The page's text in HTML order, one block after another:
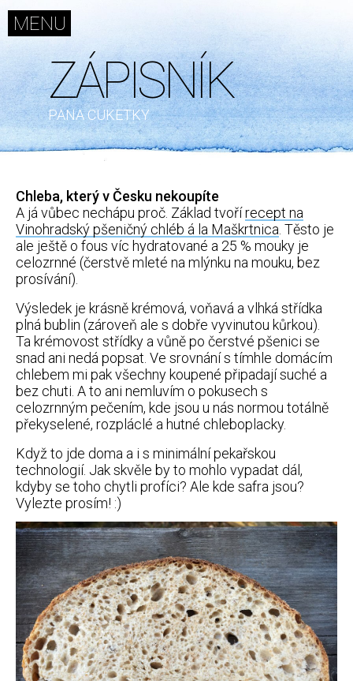
MENU
ZÁPISNÍK
SKROMNÁ
KUCHYNĚ
PRKÝNKO
ARCHIV
FÓRUM
INZERCE
KONTAKT
Další
weby
SCUK
Vyhledávání
Sociální
FACEBOOK
TWITTER
INSTAGRAM
ZÁPISNÍK
PANA CUKETKY
Chleba, který v Česku nekoupíte
A já vůbec nechápu proč. Základ tvořírecept na
Vinohradský pšeničný chléb á la Maškrtnica . Těsto je
ale ještě o fous víc hydratované a 25 % mouky je
celozrnné (čerstvě mleté na mlýnku na mouku, bez
prosívání).
Výsledek je krásně krémová, voňavá a vlhká střídka
plná bublin (zároveň ale s dobře vyvinutou kůrkou).
Ta krémovost střídky a vůně po čerstvé pšenici se
snad ani nedá popsat. Ve srovnání s tímhle domácím
chlebem mi pak všechny koupené připadají suché a
bez chuti. A to ani nemluvím o pokusech s
celozrnným pečením, kde jsou u nás normou totálně
překyselené, rozpláclé a hutné chleboplacky.
Když to jde doma a i s minimální pekařskou
technologií. Jak skvěle by to mohlo vypadat dál,
kdyby se toho chytli profíci? Ale kde safra jsou?
Vylezte prosím! :)